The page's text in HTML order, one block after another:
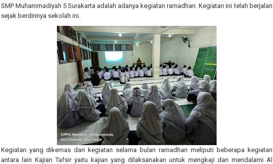
SMP Muhammadiyah 5 Surakarta adalah adanya kegiatan ramadhan. Kegiatan ini telah berjalan
sejak berdirinya sekolah ini.
Kegiatan yang dikemas dari kegiatan selama bulan ramadhan meliputi beberapa kegiatan
antara lain Kajian Tafsir yaitu kajian yang dilaksanakan untuk mengkaji dan mendalami Al